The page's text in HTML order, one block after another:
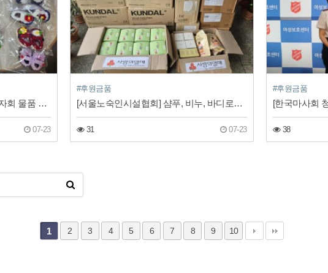
[이상현 후원자님] 행복나눔 바자회 물품 후원
07-23
#후원금품
[서울노숙인시설협회] 샴푸, 비누, 바디로션, 바디워시 등 화장품 후원
31 07-23
#후원금품
38
1 2 3 4 5 6 7 8 9 10